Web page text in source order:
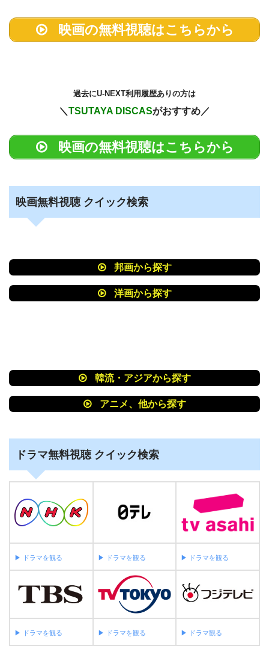
映画の無料視聴はこちらから
過去にU-NEXT利用履歴ありの方は
＼ TSUTAYA DISCASがおすすめ／
映画の無料視聴はこちらから
映画無料視聴 クイック検索
邦画から探す
洋画から探す
韓流・アジアから探す
アニメ、他から探す
ドラマ無料視聴 クイック検索
▶︎ ドラマを観る ▶︎ ドラマを観る ▶︎ ドラマを観る
▶︎ ドラマを観る ▶︎ ドラマを観る ▶︎ ドラマ観る